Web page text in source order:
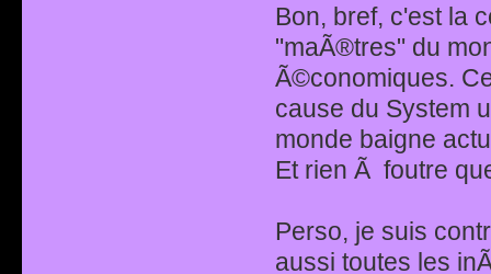
Bon, bref, c'est la
"maÃ®tres" du
Ã©conomiques.
cause du System
monde baigne
Et rien Ã foutre
Perso, je suis
aussi toutes les